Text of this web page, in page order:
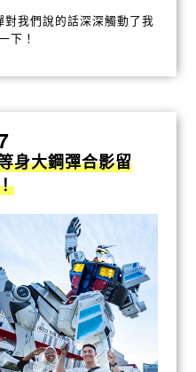
我們說的話深深觸動了我
下！
身大鋼彈合影留